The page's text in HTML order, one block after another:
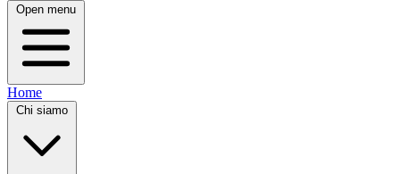
Open menu
Home
Chi siamo